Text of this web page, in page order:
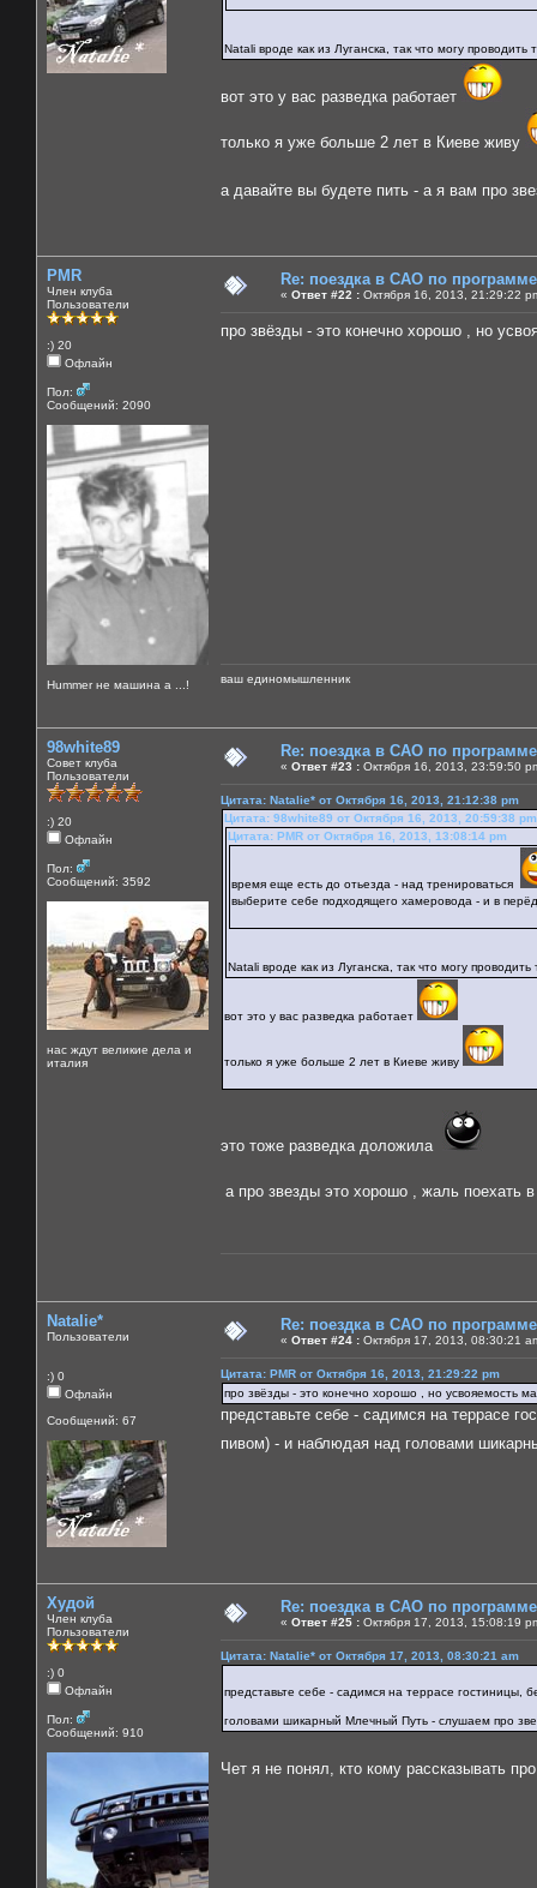
Natali вроде как из Луганска, так что могу
вот это у вас разведка работает
только я уже больше 2 лет в Киеве живу
а давайте вы будете пить - а я вам про
PMR
Член клуба
Пользователи
:) 20
Офлайн
Пол:
Сообщений: 2090
Нummer не машина а ...!
Re: поездка в САО по
« Ответ #22 : Октября 16, 2013, 21:29:22
про звёзды - это конечно хорошо , но
ваш единомышленник
98white89
Совет клуба
Пользователи
:) 20
Офлайн
Пол:
Сообщений: 3592
нас ждут великие дела и
италия
Re: поездка в САО по
« Ответ #23 : Октября 16, 2013, 23:59:50
Цитата: Natalie* от Октября 16, 2013, 21:12:38 pm
Цитата: 98white89 от Октября 16, 2013, 20:59:38 pm
Цитата: PMR от Октября 16, 2013, 13:08:14 pm
время еще есть до отьезда - над тренироваться
выберите себе подходящего хамеровода - и в перёд
Natali вроде как из Луганска, так что могу
вот это у вас разведка работает
только я уже больше 2 лет в Киеве живу
это тоже разведка доложила
а про звезды это хорошо , жаль поехать
Natalie*
Пользователи
:) 0
Офлайн
Сообщений: 67
Re: поездка в САО по
« Ответ #24 : Октября 17, 2013, 08:30:21
Цитата: PMR от Октября 16, 2013, 21:29:22 pm
про звёзды - это конечно хорошо , но
представьте себе - садимся на террасе
пивом) - и наблюдая над головами
Худой
Член клуба
Пользователи
:) 0
Офлайн
Пол:
Сообщений: 910
Re: поездка в САО по
« Ответ #25 : Октября 17, 2013, 15:08:19
Цитата: Natalie* от Октября 17, 2013, 08:30:21 am
представьте себе - садимся на террасе гостиницы,
головами шикарный Млечный Путь - слушаем про
Чет я не понял, кто кому рассказывать